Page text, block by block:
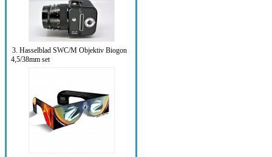
3. Hasselblad SWC/M Objektiv Biogon
4,5/38mm set